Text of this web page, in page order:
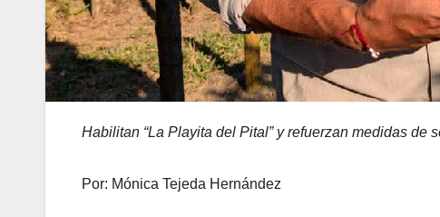
Habilitan “La Playita del Pital” y refuerzan medidas de
Por: Mónica Tejeda Hernández